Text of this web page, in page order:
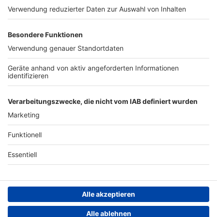
Werben
Archiv
ANTENNE BAYERN GROUP
Stiftung ANTENNE BAYERN
hilft
Teilnahmebedingungen
Grounding Page ANTENNE
BAYERN
Datenschutz­erklärung
einstellungen
Persönliche Datenkontrolle